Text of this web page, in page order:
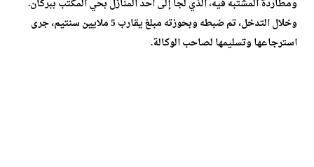
ومطاردة المشتبه فيه، الذي لجأ إلى أحد المنازل بحي المكتب ببركان.
وخلال التدخل، تم ضبطه وبحوزته مبلغ يقارب 5 ملايين سنتيم، جرى
استرجاعها وتسليمها لصاحب الوكالة.